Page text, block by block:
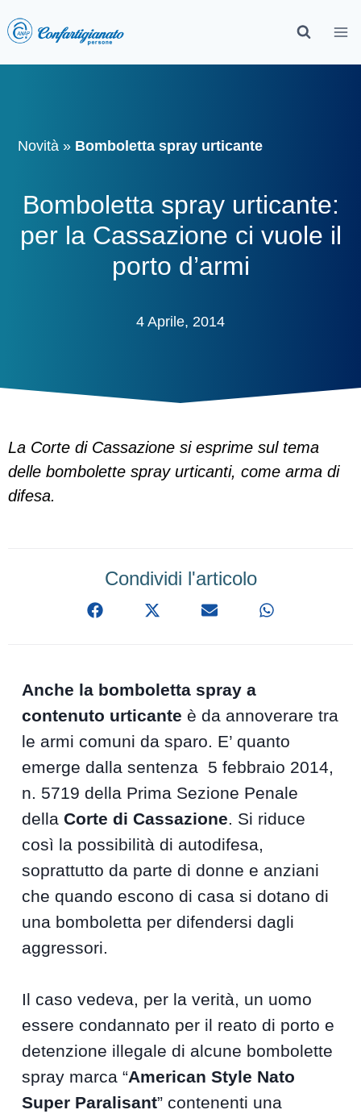
Novità » Bomboletta spray urticante
Bomboletta spray urticante:
per la Cassazione ci vuole il
porto d’armi
4 Aprile, 2014
La Corte di Cassazione si esprime sul tema
delle bombolette spray urticanti, come arma di
difesa.
Condividi l'articolo
Anche la bomboletta spray a
contenuto urticante è da annoverare tra
le armi comuni da sparo. E’ quanto
emerge dalla sentenza 5 febbraio 2014,
n. 5719 della Prima Sezione Penale
dellaCorte di Cassazione. Si riduce
così la possibilità di autodifesa,
soprattutto da parte di donne e anziani
che quando escono di casa si dotano di
una bomboletta per difendersi dagli
aggressori.
Il caso vedeva, per la verità, un uomo
essere condannato per il reato di porto e
detenzione illegale di alcune bombolette
spray marca “American Style Nato
Super Paralisant” contenenti una